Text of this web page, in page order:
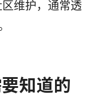
维护，通常透
知道的